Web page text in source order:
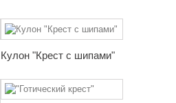
Кулон "Крест с шипами"